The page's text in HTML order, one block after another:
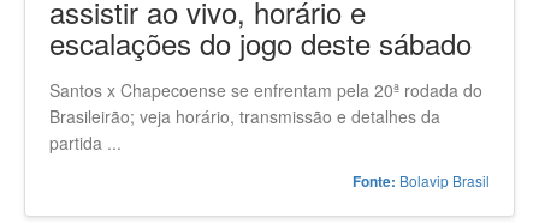
assistir ao vivo, horário e
escalações do jogo deste sábado
Santos x Chapecoense se enfrentam pela 20ª rodada do
Brasileirão; veja horário, transmissão e detalhes da
partida ...
Fonte: Bolavip Brasil